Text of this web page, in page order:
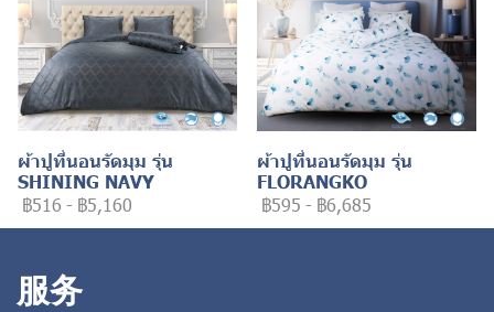
ผ้าปูที่นอนรัดมุม รุ่น
SHINING NAVY
฿516 - ฿5,160
ผ้าปูที่นอนรัดมุม รุ่น
FLORANGKO
฿595 - ฿6,685
服务